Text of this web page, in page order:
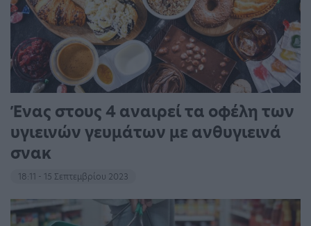
Ένας στους 4 αναιρεί τα οφέλη των
υγιεινών γευμάτων με ανθυγιεινά
σνακ
18:11 - 15 Σεπτεμβρίου 2023